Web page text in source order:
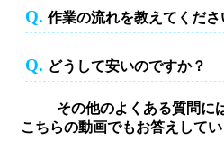
作業の流れを教えてくだ
Q. 作業の流れを教えてくださ
どうして安いのですか？
Q. どうして安いのですか？
その他のよくある質問に
こちらの動画でもお答えしてい